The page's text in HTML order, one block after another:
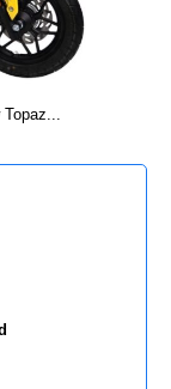
Topaz...